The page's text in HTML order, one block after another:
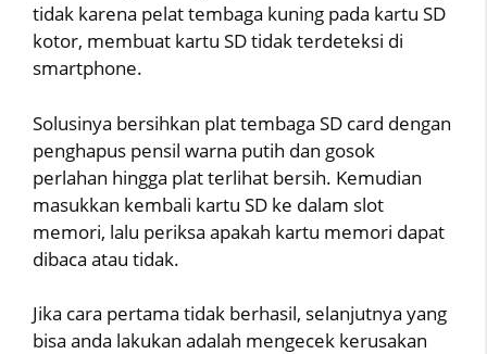
tidak karena pelat tembaga kuning pada kartu SD
kotor, membuat kartu SD tidak terdeteksi di
smartphone.
Solusinya bersihkan plat tembaga SD card dengan
penghapus pensil warna putih dan gosok
perlahan hingga plat terlihat bersih. Kemudian
masukkan kembali kartu SD ke dalam slot
memori, lalu periksa apakah kartu memori dapat
dibaca atau tidak.
Jika cara pertama tidak berhasil, selanjutnya yang
bisa anda lakukan adalah mengecek kerusakan